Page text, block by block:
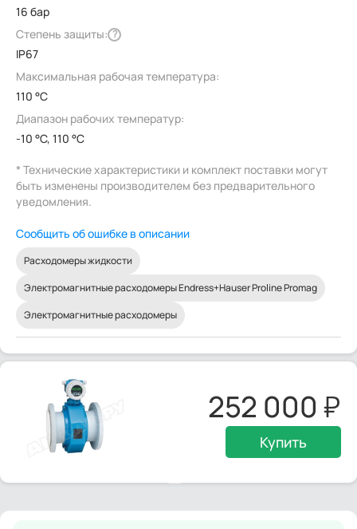
16 бар
Степень защиты: ?
IP67
Максимальная рабочая температура:
110 °C
Диапазон рабочих температур:
-10 °C, 110 °C
* Технические характеристики и комплект поставки могут
быть изменены производителем без предварительного
уведомления.
Сообщить об ошибке в описании
Расходомеры жидкости
Электромагнитные расходомеры Endress+Hauser Proline Promag
Электромагнитные расходомеры
252 000
Купить